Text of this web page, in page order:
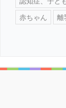
赤ちゃん
離